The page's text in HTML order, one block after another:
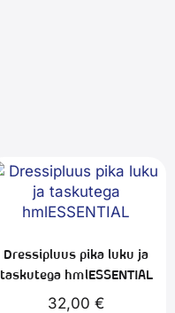
Dressipluus pika luku ja
taskutega hmlESSENTIAL
32,00 €